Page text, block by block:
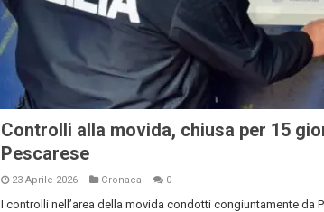
Controlli alla movida, chiusa per 15
Pescarese
23 Aprile 2026 Cronaca 0
I controlli nell’area della movida condotti congiuntamente da